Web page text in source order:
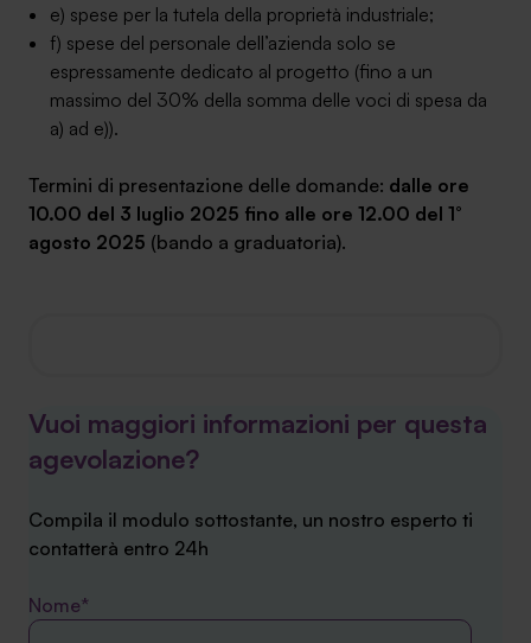
e) spese per la tutela della proprietà industriale;
f) spese del personale dell’azienda solo se
espressamente dedicato al progetto (fino a un
massimo del 30% della somma delle voci di spesa da
a) ad e)).
Termini di presentazione delle domande: dalle ore
10.00 del 3 luglio 2025 fino alle ore 12.00 del 1°
agosto 2025 (bando a graduatoria).
Vuoi maggiori informazioni per questa
agevolazione?
Compila il modulo sottostante, un nostro esperto ti
contatterà entro 24h
Nome*